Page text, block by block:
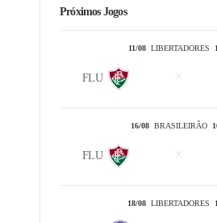
Próximos Jogos
11/08LIBERTADORES
FLU
16/08BRASILEIRÃO
FLU
18/08 LIBERTADORES